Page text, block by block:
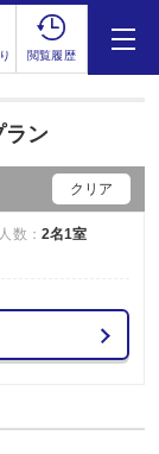
閲覧履歴
ラン
クリア
数： 2名1室